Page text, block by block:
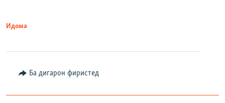
Идома
Ба дигарон фиристед